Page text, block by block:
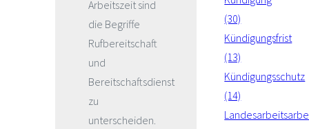
Arbeitszeit sind
die Begriffe
Rufbereitschaft
und
Bereitschaftsdienst
zu
unterscheiden.
(30)
Kündigungsfrist
(13)
Kündigungsschutz
(14)